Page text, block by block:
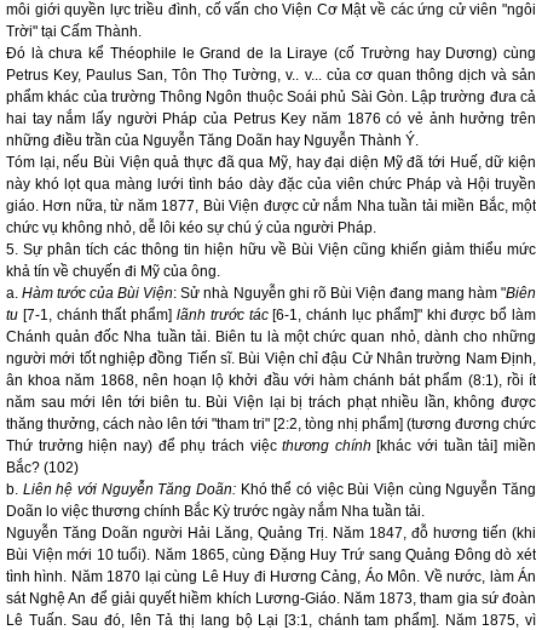
môi giới quyền lực triều đình, cố vấn cho Viện Cơ Mật về các ứng cử viên "ngôi
Trời" tại Cấm Thành.
Đó là chưa kể Théophile le Grand de la Liraye (cố Trường hay Dương) cùng
Petrus Key, Paulus San, Tôn Thọ Tường, v.. v... của cơ quan thông dịch và sản
phẩm khác của trường Thông Ngôn thuộc Soái phủ Sài Gòn. Lập trường đưa cả
hai tay nắm lấy người Pháp của Petrus Key năm 1876 có vẻ ảnh hưởng trên
những điều trần của Nguyễn Tăng Doãn hay Nguyễn Thành Ý.
Tóm lại, nếu Bùi Viện quả thực đã qua Mỹ, hay đại diện Mỹ đã tới Huế, dữ kiện
này khó lọt qua màng lưới tình báo dày đặc của viên chức Pháp và Hội truyền
giáo. Hơn nữa, từ năm 1877, Bùi Viện được cử nắm Nha tuần tải miền Bắc, một
chức vụ không nhỏ, dễ lôi kéo sự chú ý của người Pháp.
5. Sự phân tích các thông tin hiện hữu về Bùi Viện cũng khiến giảm thiểu mức
khả tín về chuyến đi Mỹ của ông.
a.Hàm tước của Bùi Viện: Sử nhà Nguyễn ghi rõ Bùi Viện đang mang hàm "Biên
tu [7-1, chánh thất phẩm] lãnh trước tác[6-1, chánh lục phẩm]" khi được bổ làm
Chánh quản đốc Nha tuần tải. Biên tu là một chức quan nhỏ, dành cho những
người mới tốt nghiệp đồng Tiến sĩ. Bùi Viện chỉ đậu Cử Nhân trường Nam Định,
ân khoa năm 1868, nên hoạn lộ khởi đầu với hàm chánh bát phẩm (8:1), rồi ít
năm sau mới lên tới biên tu. Bùi Viện lại bị trách phạt nhiều lần, không được
thăng thưởng, cách nào lên tới "tham tri" [2:2, tòng nhị phẩm] (tương đương chức
Thứ trưởng hiện nay) để phụ trách việcthương chính [khác với tuần tải] miền
Bắc? (102)
b. Liên hệ với Nguyễn Tăng Doãn: Khó thể có việc Bùi Viện cùng Nguyễn Tăng
Doãn lo việc thương chính Bắc Kỳ trước ngày nắm Nha tuần tải.
Nguyễn Tăng Doãn người Hải Lăng, Quảng Trị. Năm 1847, đỗ hương tiến (khi
Bùi Viện mới 10 tuổi). Năm 1865, cùng Đặng Huy Trứ sang Quảng Đông dò xét
tình hình. Năm 1870 lại cùng Lê Huy đi Hương Cảng, Áo Môn. Về nước, làm Án
sát Nghệ An để giải quyết hiềm khích Lương-Giáo. Năm 1873, tham gia sứ đoàn
Lê Tuấn. Sau đó, lên Tả thị lang bộ Lại [3:1, chánh tam phẩm]. Năm 1875, vì